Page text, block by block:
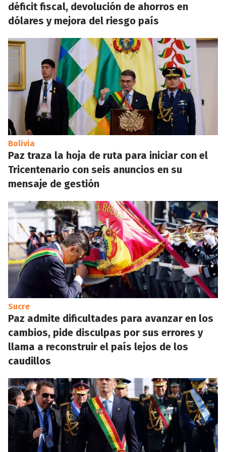
déficit fiscal, devolución de ahorros en
dólares y mejora del riesgo país
Bolivia
Paz traza la hoja de ruta para iniciar con el
Tricentenario con seis anuncios en su
mensaje de gestión
Sucre
Paz admite dificultades para avanzar en los
cambios, pide disculpas por sus errores y
llama a reconstruir el país lejos de los
caudillos